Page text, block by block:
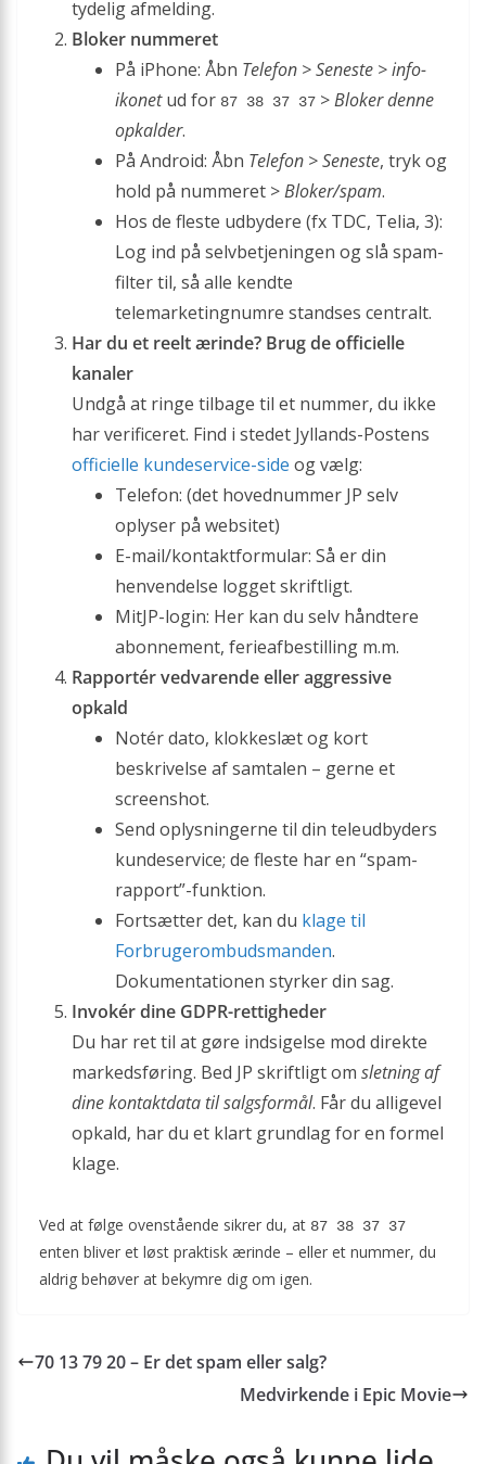
tydelig afmelding.
Bloker nummeret
På iPhone: Åbn Telefon > Seneste > info-
ikonetud for 87 38 37 37 >Bloker denne
opkalder.
På Android: Åbn Telefon > Seneste, tryk og
hold på nummeret >Bloker/spam.
Hos de fleste udbydere (fx TDC, Telia, 3):
Log ind på selvbetjeningen og slå spam-
filter til, så alle kendte
telemarketingnumre standses centralt.
Har du et reelt ærinde? Brug de officielle
kanaler
Undgå at ringe tilbage til et nummer, du ikke
har verificeret. Find i stedet Jyllands-Postens
officielle kundeservice-side og vælg:
Telefon: (det hovednummer JP selv
oplyser på websitet)
E-mail/kontaktformular: Så er din
henvendelse logget skriftligt.
MitJP-login: Her kan du selv håndtere
abonnement, ferie­afbestilling m.m.
Rapportér vedvarende eller aggressive
opkald
Notér dato, klokkeslæt og kort
beskrivelse af samtalen – gerne et
screenshot.
Send oplysningerne til din teleudbyders
kundeservice; de fleste har en “spam-
rapport”-funktion.
Fortsætter det, kan du klage til
Forbrugerombudsmanden.
Dokumentationen styrker din sag.
Invokér dine GDPR-rettigheder
Du har ret til at gøre indsigelse mod direkte
markedsføring. Bed JP skriftligt om sletning af
dine kontaktdata til salgsformål. Får du alligevel
opkald, har du et klart grundlag for en formel
klage.
Ved at følge ovenstående sikrer du, at 87 38 37 37
enten bliver et løst praktisk ærinde – eller et nummer, du
aldrig behøver at bekymre dig om igen.
70 13 79 20 – Er det spam eller salg?
Medvirkende i Epic Movie